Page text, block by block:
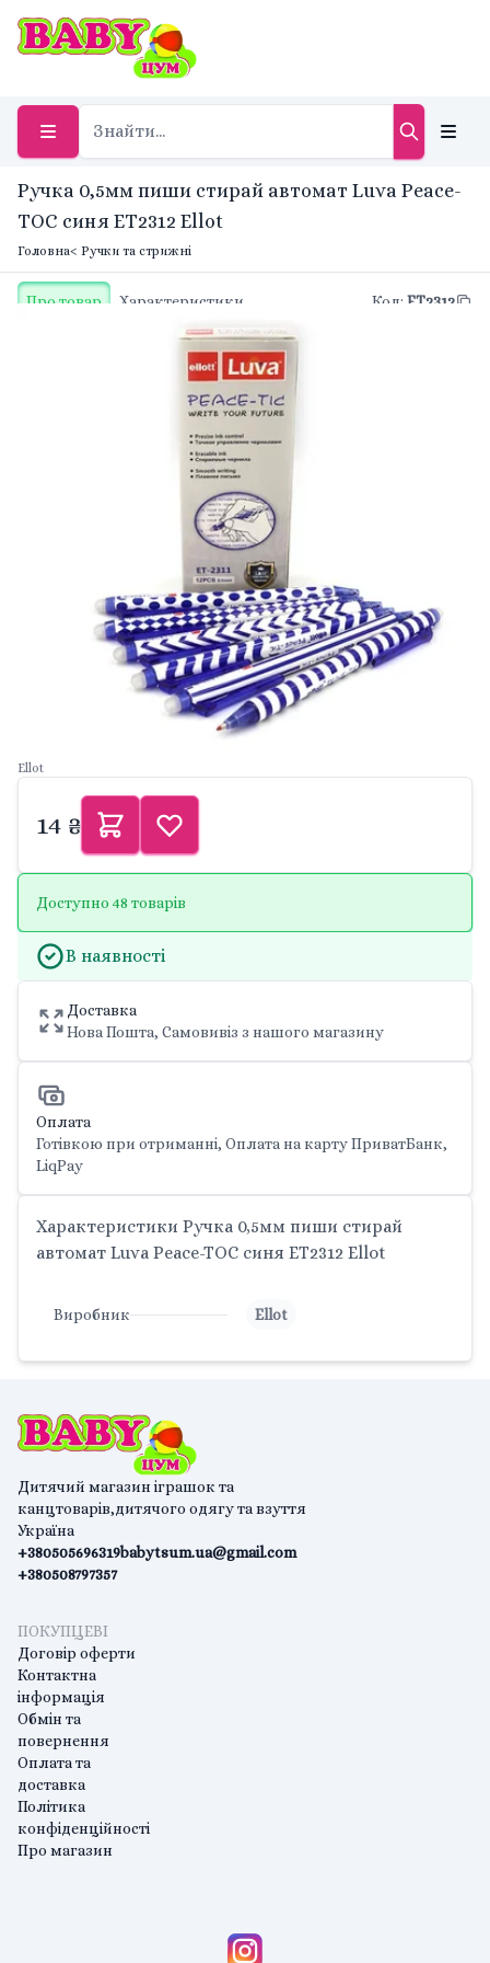
Ручка 0,5мм пиши стирай автомат Luva Peace-
TOC синя ET2312 Ellot
Головна< Ручки та стрижні
Про товар Характеристики Код: ET2312
Ellot
14 ₴
Доступно 48 товарів
В наявності
Доставка
Нова Пошта, Самовивіз з нашого магазину
Оплата
Готівкою при отриманні, Оплата на карту ПриватБанк,
LiqPay
Характеристики Ручка 0,5мм пиши стирай
автомат Luva Peace-TOC синя ET2312 Ellot
Виробник Ellot
Дитячий магазин іграшок та
канцтоварів,дитячого одягу та взуття
Україна
+380505696319
+380508797357
babytsum.ua@gmail.com
ПОКУПЦЕВІ
Договір оферти
Контактна
інформація
Обмін та
повернення
Оплата та
доставка
Політика
конфіденційності
Про магазин